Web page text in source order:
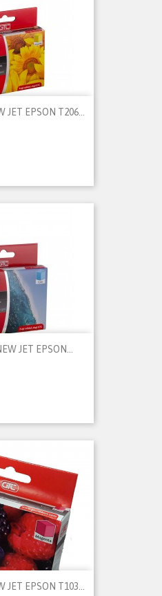
JET EPSON T206...
JET EPSON...
JET EPSON T103...